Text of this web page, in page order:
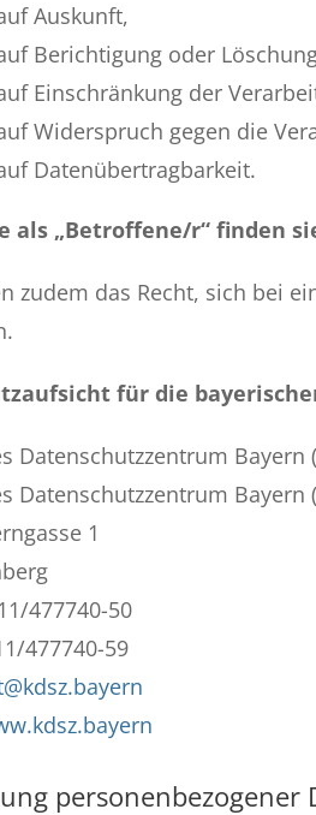
Auskunft,
Berichtigung oder
Einschränkung der
Widerspruch gegen die
Datenübertragbarkeit.
als „Betroffene/r“ finden
zudem das Recht, sich bei
für die
Datenschutzzentrum Bayern
Datenschutzzentrum Bayern
1
477740-50
477740-59